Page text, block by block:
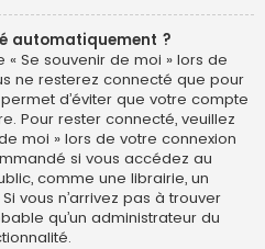
automatiquement ?
Se souvenir de moi » lors de
ne resterez connecté que pour
d’éviter que votre compte
Pour rester connecté, veuillez
moi » lors de votre connexion
si vous accédez au
comme une librairie, un
vous n’arrivez pas à trouver
qu’un administrateur du